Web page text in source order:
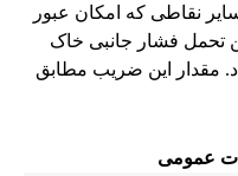
نقاطی که امکان عبور
های ترافیکی بر اساس نشریه 139 سازمان مدیریت و برنامه ریزی کشور باری تحمل بار متمرکز 8 تن و همچنین تحمل فشار جانبی خاک
مقدار این ضریب مطابق
عمومی